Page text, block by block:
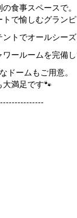
食事スペースで。
で愉しむグラン
トでオールシー
ールームを完備
ームもご用意。
満足です🐾